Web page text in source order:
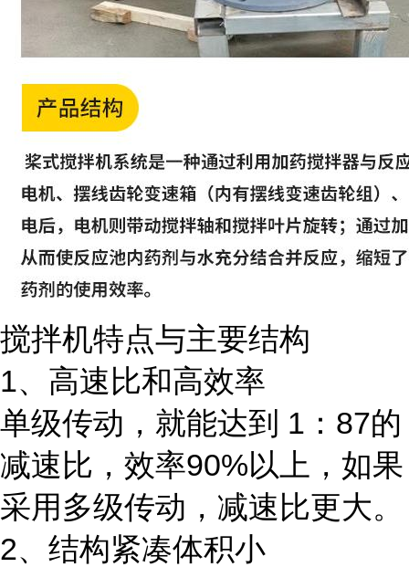
搅拌机特点与主要结构
1、高速比和高效率
单级传动，就能达到 1：87的
减速比，效率90%以上，如果
采用多级传动，减速比更大。
2、结构紧凑体积小